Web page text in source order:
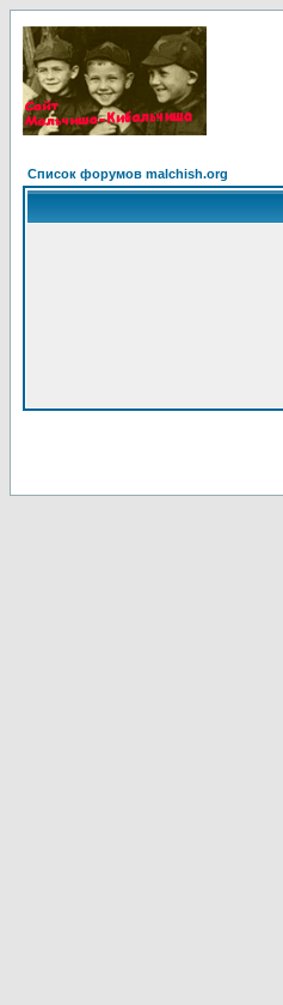
Список форумов malchish.org